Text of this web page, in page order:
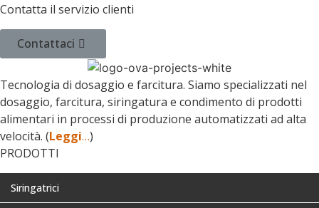
Contatta il servizio clienti
Contattaci
Tecnologia di dosaggio e farcitura. Siamo specializzati nel
dosaggio, farcitura, siringatura e condimento di prodotti
alimentari in processi di produzione automatizzati ad alta
velocità. (Leggi…)
PRODOTTI
Siringatrici